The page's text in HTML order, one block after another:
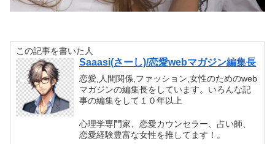
この記事を書いた人
Saaasi(さーし)/恋愛webマガジン編集長
恋愛,人間関係,ファッション,女性のためのweb
マガジンの編集長をしています。いろんな記
事の編集をして１０年以上
心理学専門家、恋愛カウンセラー、占い師、
恋愛経験豊富な女性を推してます！。